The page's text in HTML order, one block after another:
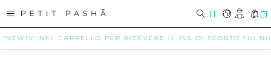
IT 0
NEL CARRELLO PER RICEVERE IL 15% DI SCONTO SUI